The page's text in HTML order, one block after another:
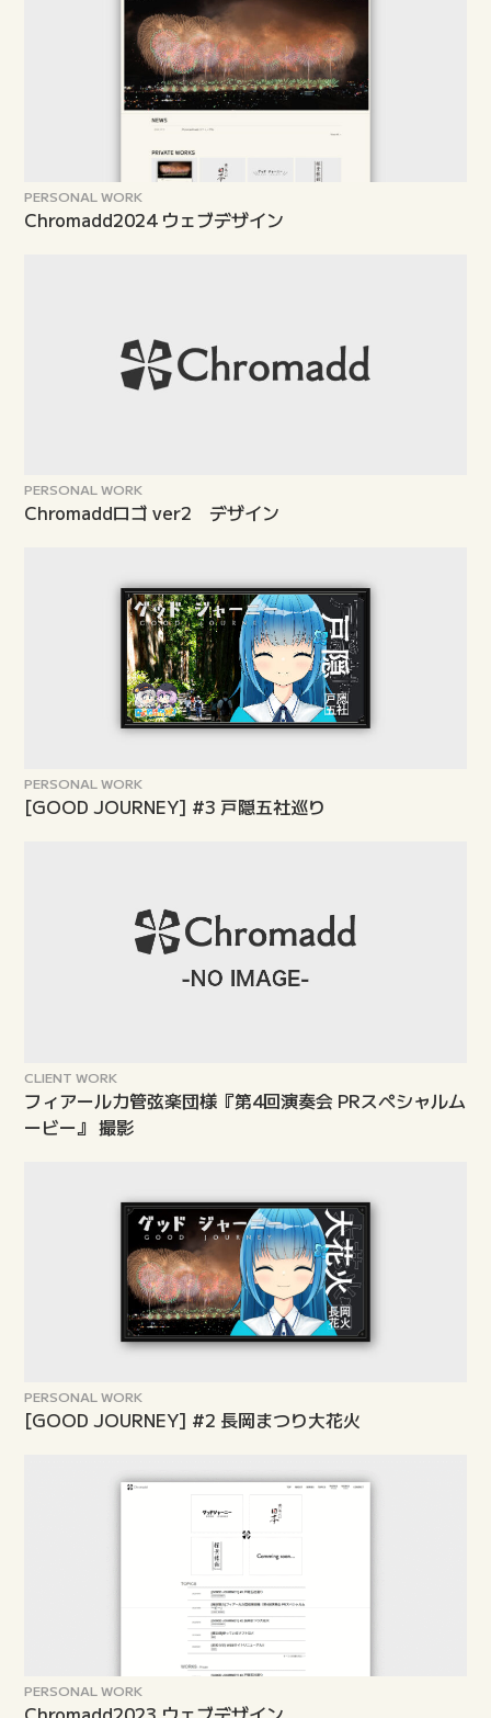
PERSONAL WORK
Chromadd2024 ウェブデザイン
PERSONAL WORK
Chromaddロゴ ver2 デザイン
PERSONAL WORK
[GOOD JOURNEY] #3 戸隠五社巡り
CLIENT WORK
フィアールカ管弦楽団様『第4回演奏会 PRスペシャルム
ービー』 撮影
PERSONAL WORK
[GOOD JOURNEY] #2 長岡まつり大花火
PERSONAL WORK